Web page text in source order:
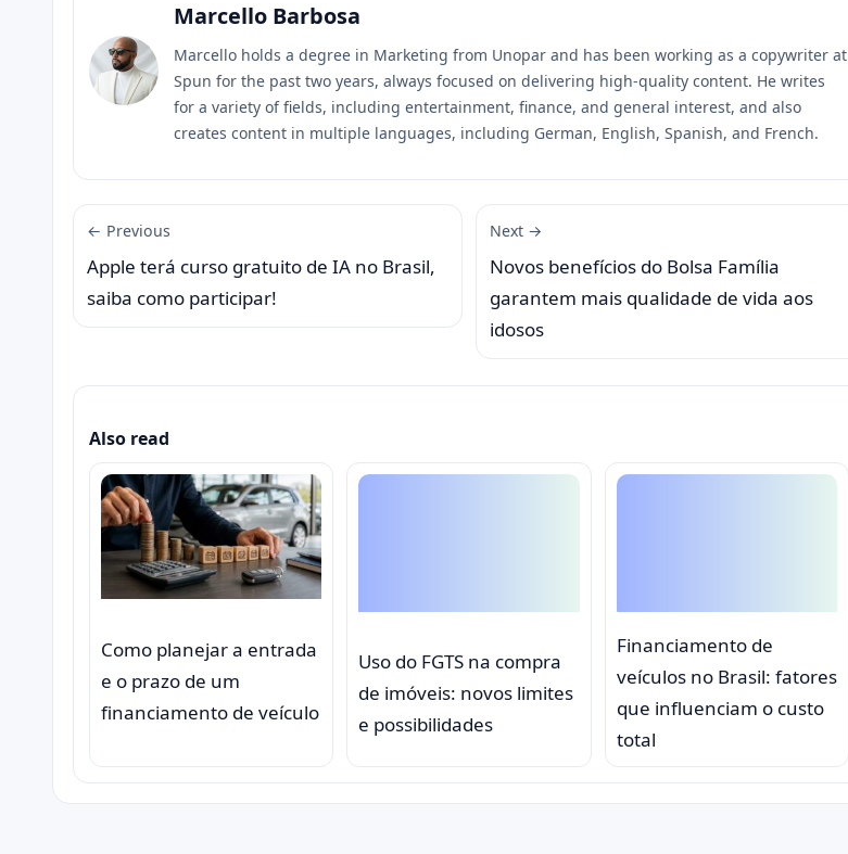
Marcello Barbosa
Marcello holds a degree in Marketing from Unopar and has been working as a copywriter at
Spun for the past two years, always focused on delivering high-quality content. He writes
for a variety of fields, including entertainment, finance, and general interest, and also
creates content in multiple languages, including German, English, Spanish, and French.
← Previous
Apple terá curso gratuito de IA no Brasil,
saiba como participar!
Next →
Novos benefícios do Bolsa Família
garantem mais qualidade de vida aos
idosos
Also read
Como planejar a entrada
e o prazo de um
financiamento de veículo
Uso do FGTS na compra
de imóveis: novos limites
e possibilidades
Financiamento de
veículos no Brasil: fatores
que influenciam o custo
total